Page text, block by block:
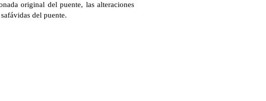
original del puente, las alteraciones
del puente.